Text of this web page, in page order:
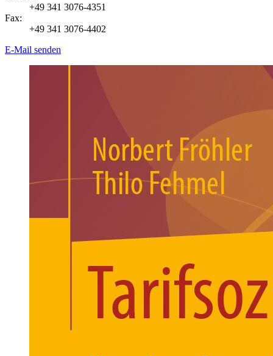
+49 341 3076-4351
Fax:
+49 341 3076-4402
E-Mail senden